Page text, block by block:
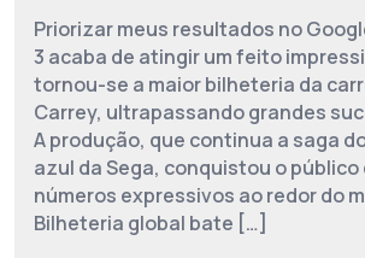
Priorizar meus resultados no
3 acaba de atingir um feito
tornou-se a maior bilheteria da
Carrey, ultrapassando grandes
A produção, que continua a saga
azul da Sega, conquistou o público
números expressivos ao redor do
Bilheteria global bate […]